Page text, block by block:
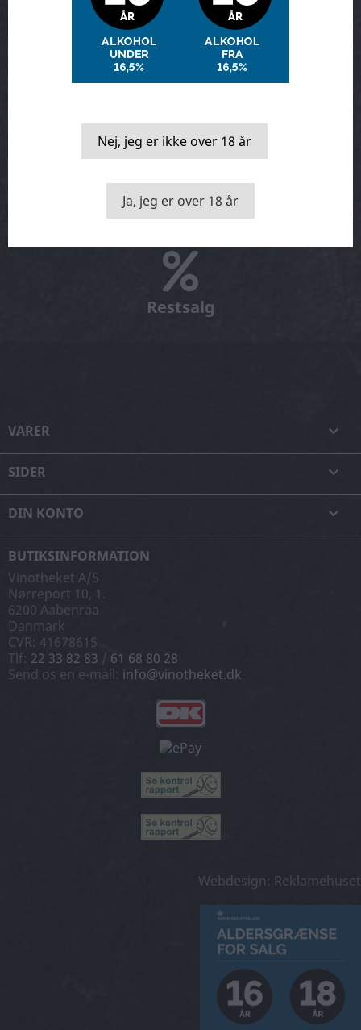
Vin & mad
Månedens vin
Restsalg
VARER 
SIDER 
DIN KONTO 
BUTIKSINFORMATION
Vinotheket A/S
Nørreport 10, 1.
6200 Aabenraa
Danmark
CVR: 41678615
Tlf: 22 33 82 83 / 61 68 80 28
Send os en e-mail: info@vinotheket.dk
Webdesign: Reklamehuset
Nej, jeg er ikke over 18 år
Ja, jeg er over 18 år